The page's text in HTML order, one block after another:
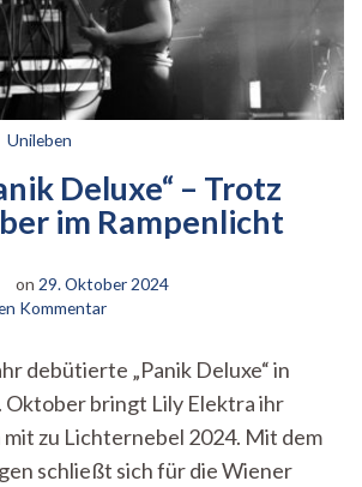
Unileben
Deluxe“ – Trotz
im Rampenlicht
on 29. Oktober 2024
Kommentarzu
Panik
Deluxe“
–
Trotz
Lampenfieber
debütierte „Panik Deluxe“ in
Oktober bringt Lily Elektra ihr
zu Lichternebel 2024. Mit dem
schließt sich für die Wiener